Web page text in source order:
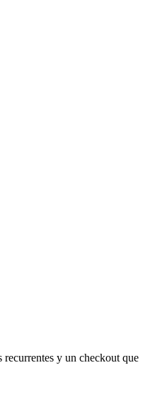
y un checkout que